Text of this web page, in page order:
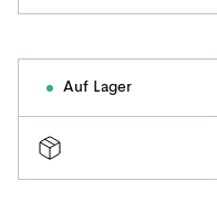
Auf Lager